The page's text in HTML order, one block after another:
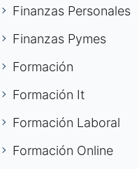
Finanzas Personales
Finanzas Pymes
Formación
Formación It
Formación Laboral
Formación Online